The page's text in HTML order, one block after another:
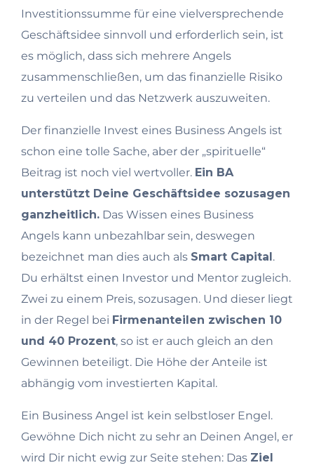
Investitionssumme für eine vielversprechende
Geschäftsidee sinnvoll und erforderlich sein, ist
es möglich, dass sich mehrere Angels
zusammenschließen, um das finanzielle Risiko
zu verteilen und das Netzwerk auszuweiten.
Der finanzielle Invest eines Business Angels ist
schon eine tolle Sache, aber der „spirituelle“
Beitrag ist noch viel wertvoller. Ein BA
unterstützt Deine Geschäftsidee sozusagen
ganzheitlich. Das Wissen eines Business
Angels kann unbezahlbar sein, deswegen
bezeichnet man dies auch als Smart Capital.
Du erhältst einen Investor und Mentor zugleich.
Zwei zu einem Preis, sozusagen. Und dieser liegt
in der Regel bei Firmenanteilen zwischen 10
und 40 Prozent, so ist er auch gleich an den
Gewinnen beteiligt. Die Höhe der Anteile ist
abhängig vom investierten Kapital.
Ein Business Angel ist kein selbstloser Engel.
Gewöhne Dich nicht zu sehr an Deinen Angel, er
wird Dir nicht ewig zur Seite stehen: Das Ziel